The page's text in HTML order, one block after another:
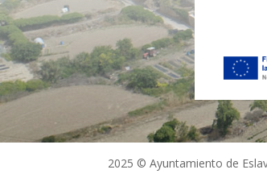
2025 © Ayuntamiento de